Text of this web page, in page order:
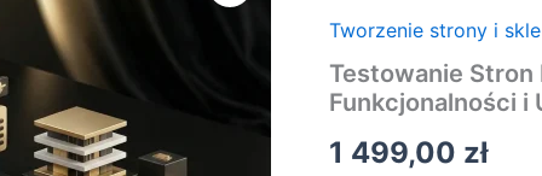
Tworzenie strony i
Testowanie Stron
Funkcjonalności i
1 499,00 zł
Internetowych
Usługa
Testów
i